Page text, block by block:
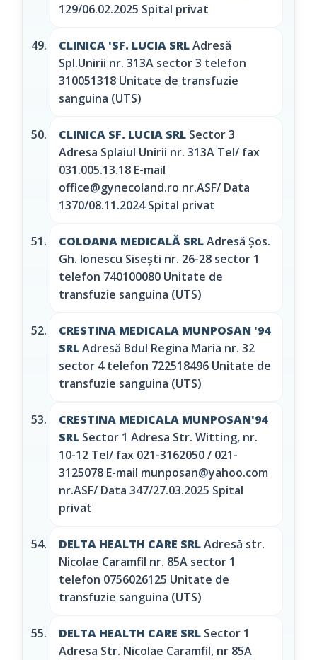
129/06.02.2025 Spital privat
CLINICA 'SF. LUCIA SRLAdresă
Spl.Unirii nr. 313A sector 3 telefon
310051318 Unitate de transfuzie
sanguina (UTS)
CLINICA SF. LUCIA SRL Sector 3
Adresa Splaiul Unirii nr. 313A Tel/ fax
031.005.13.18 E-mail
office@gynecoland.ro nr.ASF/ Data
1370/08.11.2024 Spital privat
COLOANA MEDICALĂ SRLAdresă Şos.
Gh. Ionescu Siseşti nr. 26-28 sector 1
telefon 740100080 Unitate de
transfuzie sanguina (UTS)
CRESTINA MEDICALA MUNPOSAN '94
SRLAdresă Bdul Regina Maria nr. 32
sector 4 telefon 722518496 Unitate de
transfuzie sanguina (UTS)
CRESTINA MEDICALA MUNPOSAN'94
SRL Sector 1 Adresa Str. Witting, nr.
10-12 Tel/ fax 021-3162050 / 021-
3125078 E-mail munposan@yahoo.com
nr.ASF/ Data 347/27.03.2025 Spital
privat
DELTA HEALTH CARE SRLAdresă str.
Nicolae Caramfil nr. 85A sector 1
telefon 0756026125 Unitate de
transfuzie sanguina (UTS)
DELTA HEALTH CARE SRL Sector 1
Adresa Str. Nicolae Caramfil, nr 85A